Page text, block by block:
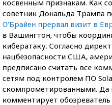
косвенным признакам. Как
советник Дональда Трампа
О'Брайен прервал визит в
в Вашингтон, чтобы
кибератаку. Согласно
нацбезопасности США,
предписано считать все
сетям под контролем ПО
скомпрометированными. Да
комментирует обозреватель